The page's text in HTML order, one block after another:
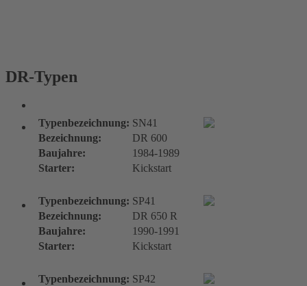
DR-Typen
Typenbezeichnung: SN41
Bezeichnung:
DR 600
Baujahre:
1984-1989
Starter:
Kickstart
Typenbezeichnung: SP41
Bezeichnung:
DR 650 R
Baujahre:
1990-1991
Starter:
Kickstart
Typenbezeichnung: SP42